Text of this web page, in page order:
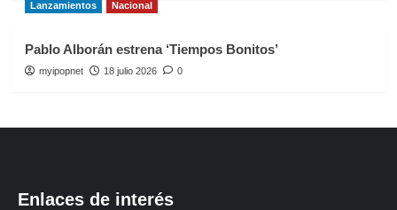
Lanzamientos Nacional
Pablo Alborán estrena ‘Tiempos Bonitos’
myipopnet 18 julio 2026 0
Enlaces de interés